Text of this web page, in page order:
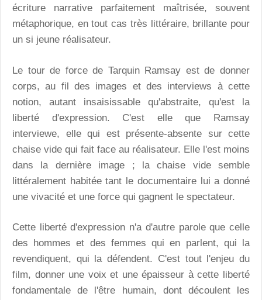
écriture narrative parfaitement maîtrisée, souvent
métaphorique, en tout cas très littéraire, brillante pour
un si jeune réalisateur.
Le tour de force de Tarquin Ramsay est de donner
corps, au fil des images et des interviews à cette
notion, autant insaisissable qu'abstraite, qu'est la
liberté d'expression. C'est elle que Ramsay
interviewe, elle qui est présente-absente sur cette
chaise vide qui fait face au réalisateur. Elle l'est moins
dans la dernière image ; la chaise vide semble
littéralement habitée tant le documentaire lui a donné
une vivacité et une force qui gagnent le spectateur.
Cette liberté d'expression n'a d'autre parole que celle
des hommes et des femmes qui en parlent, qui la
revendiquent, qui la défendent. C'est tout l'enjeu du
film, donner une voix et une épaisseur à cette liberté
fondamentale de l'être humain, dont découlent les